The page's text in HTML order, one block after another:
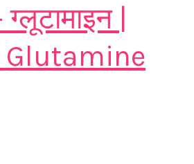
|